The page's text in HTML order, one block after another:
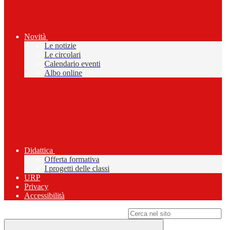
Novità
Le notizie
Le circolari
Calendario eventi
Albo online
Didattica
Offerta formativa
I progetti delle classi
URP
Privacy
Accessibilità